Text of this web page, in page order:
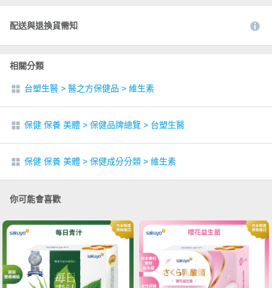
配送與退換貨需知
相關分類
台塑生醫 > 醫之方保健品 > 維生素
保健 保養 美體 > 保健品牌總覽 > 台塑生醫
保健 保養 美體 > 保健成分分類 > 維生素
你可能會喜歡